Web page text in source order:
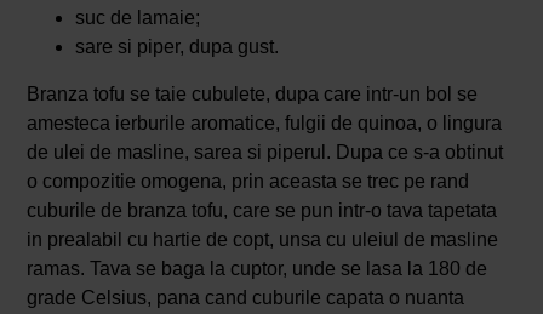
suc de lamaie;
sare si piper, dupa gust.
Branza tofu se taie cubulete, dupa care intr-un bol se
amesteca ierburile aromatice, fulgii de quinoa, o lingura
de ulei de masline, sarea si piperul. Dupa ce s-a obtinut
o compozitie omogena, prin aceasta se trec pe rand
cuburile de branza tofu, care se pun intr-o tava tapetata
in prealabil cu hartie de copt, unsa cu uleiul de masline
ramas. Tava se baga la cuptor, unde se lasa la 180 de
grade Celsius, pana cand cuburile capata o nuanta